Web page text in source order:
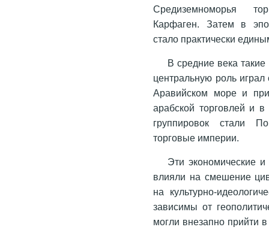
Средиземноморья
Карфаген. Затем в
стало практически
В средние века
центральную роль
Аравийском море и
арабской торговлей и
группировок стали
торговые империи.
Эти экономические и
влияли на смешение
на культурно-
зависимы от
могли внезапно прийти